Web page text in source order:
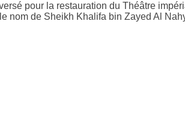
pour la restauration du Théâtre
nom de Sheikh Khalifa bin Zayed Al